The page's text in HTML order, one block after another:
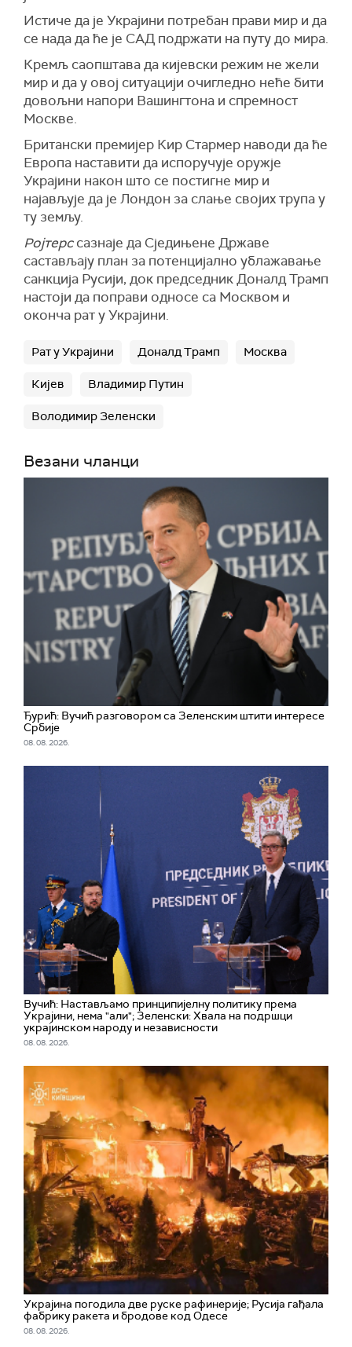
Истиче да је Украјини потребан прави мир и да
се нада да ће је САД подржати на путу до мира.
Кремљ саопштава да кијевски режим не жели
мир и да у овој ситуацији очигледно неће бити
довољни напори Вашингтона и спремност
Москве.
Британски премијер Кир Стармер наводи да ће
Европа наставити да испоручује оружје
Украјини након што се постигне мир и
најављује да је Лондон за слање својих трупа у
ту земљу.
Ројтерссазнаје да Сједињене Државе
састављају план за потенцијално ублажавање
санкција Русији, док председник Доналд Трамп
настоји да поправи односе са Москвом и
оконча рат у Украјини.
Рат у Украјини Доналд Трамп Москва
Кијев Владимир Путин
Володимир Зеленски
Везани чланци
Ђурић: Вучић разговором са Зеленским штити интересе
Србије
08. 08. 2026.
Вучић: Настављамо принципијелну политику према
Украјини, нема "али"; Зеленски: Хвала на подршци
украјинском народу и независности
08. 08. 2026.
Украјина погодила две руске рафинерије; Русија гађала
фабрику ракета и бродове код Одесе
08. 08. 2026.